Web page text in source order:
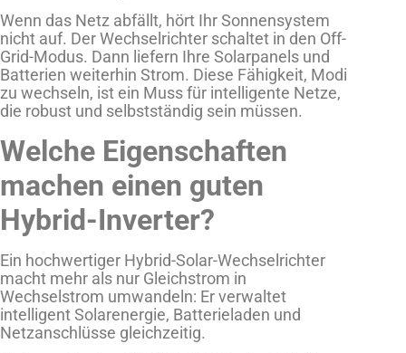
Wenn das Netz abfällt, hört Ihr Sonnensystem
nicht auf. Der Wechselrichter schaltet in den Off-
Grid-Modus. Dann liefern Ihre Solarpanels und
Batterien weiterhin Strom. Diese Fähigkeit, Modi
zu wechseln, ist ein Muss für intelligente Netze,
die robust und selbstständig sein müssen.
Welche Eigenschaften
machen einen guten
Hybrid-Inverter?
Ein hochwertiger Hybrid-Solar-Wechselrichter
macht mehr als nur Gleichstrom in
Wechselstrom umwandeln: Er verwaltet
intelligent Solarenergie, Batterieladen und
Netzanschlüsse gleichzeitig.